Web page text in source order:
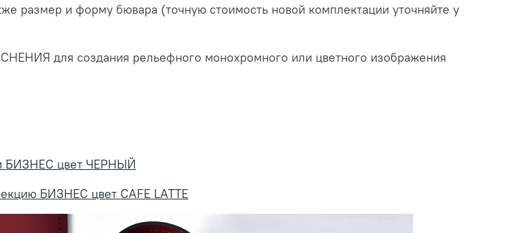
и форму бювара (точную стоимость новой комплектации уточняйте у
для создания рельефного монохромного или цветного изображения
БИЗНЕС цвет ЧЕРНЫЙ
БИЗНЕС цвет CAFE LATTE